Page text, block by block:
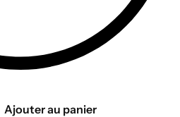
Ajouter au panier